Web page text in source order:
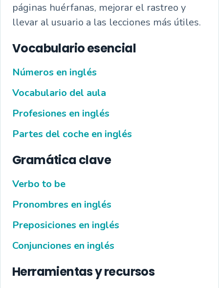
páginas huérfanas, mejorar el rastreo y
llevar al usuario a las lecciones más útiles.
Vocabulario esencial
Números en inglés
Vocabulario del aula
Profesiones en inglés
Partes del coche en inglés
Gramática clave
Verbo to be
Pronombres en inglés
Preposiciones en inglés
Conjunciones en inglés
Herramientas y recursos